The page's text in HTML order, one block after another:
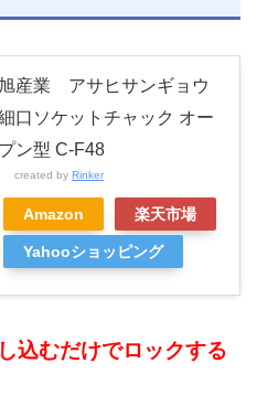
旭産業 アサヒサンギョウ
口ソケットチャック オー
プン型 C-F48
created by Rinker
Amazon 楽天市場
Yahooショッピング
込むだけでロックする